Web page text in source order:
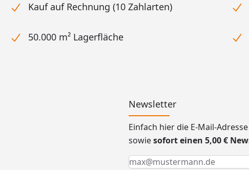
Kauf auf Rechnung (10 Zahlarten)
50.000 m² Lagerfläche
Newsletter
Einfach hier die E-Mail-
sowiesofort einen 5,00 €
Keine Eingabe erforderlich
Eingabe erforderlich
E-Mail *